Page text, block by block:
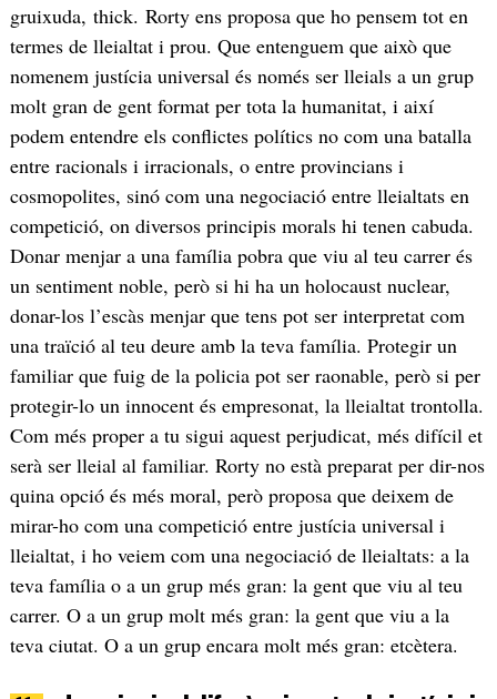
gruixuda, thick. Rorty ens proposa que ho pensem tot en
termes de lleialtat i prou. Que entenguem que això que
nomenem justícia universal és només ser lleials a un grup
molt gran de gent format per tota la humanitat, i així
podem entendre els conflictes polítics no com una batalla
entre racionals i irracionals, o entre provincians i
cosmopolites, sinó com una negociació entre lleialtats en
competició, on diversos principis morals hi tenen cabuda.
Donar menjar a una família pobra que viu al teu carrer és
un sentiment noble, però si hi ha un holocaust nuclear,
donar-los l’escàs menjar que tens pot ser interpretat com
una traïció al teu deure amb la teva família. Protegir un
familiar que fuig de la policia pot ser raonable, però si per
protegir-lo un innocent és empresonat, la lleialtat trontolla.
Com més proper a tu sigui aquest perjudicat, més difícil et
serà ser lleial al familiar. Rorty no està preparat per dir-nos
quina opció és més moral, però proposa que deixem de
mirar-ho com una competició entre justícia universal i
lleialtat, i ho veiem com una negociació de lleialtats: a la
teva família o a un grup més gran: la gent que viu al teu
carrer. O a un grup molt més gran: la gent que viu a la
teva ciutat. O a un grup encara molt més gran: etcètera.